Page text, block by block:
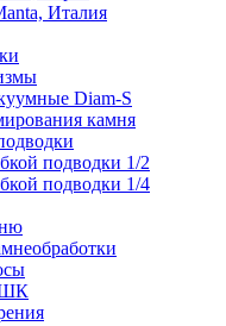
Италия
Diam-S
камня
подводки 1/2
подводки 1/4